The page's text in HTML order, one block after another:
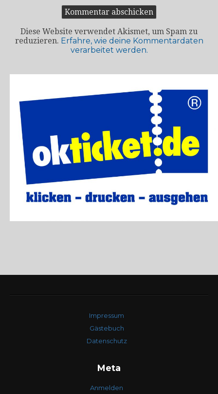
Diese Website verwendet Akismet, um Spam zu
reduzieren. Erfahre, wie deine Kommentardaten
verarbeitet werden.
Impressum
Gästebuch
Datenschutz
Meta
Anmelden